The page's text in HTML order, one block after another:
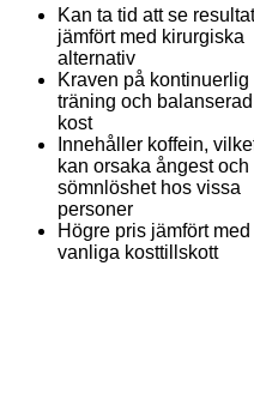
Kan ta tid att se resultat
jämfört med kirurgiska
alternativ
Kraven på kontinuerlig
träning och balanserad
kost
Innehåller koffein,
kan orsaka ångest och
sömnlöshet hos vissa
personer
Högre pris jämfört med
vanliga kosttillskott